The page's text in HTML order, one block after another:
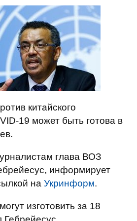
китайского
19 может быть готова в
глава ВОЗ
информирует
на Укринформ.
изготовить за 18